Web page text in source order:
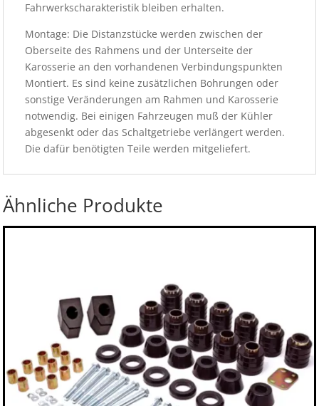
Fahrwerkscharakteristik bleiben erhalten.
Montage: Die Distanzstücke werden zwischen der
Oberseite des Rahmens und der Unterseite der
Karosserie an den vorhandenen Verbindungspunkten
Montiert. Es sind keine zusätzlichen Bohrungen oder
sonstige Veränderungen am Rahmen und Karosserie
notwendig. Bei einigen Fahrzeugen muß der Kühler
abgesenkt oder das Schaltgetriebe verlängert werden.
Die dafür benötigten Teile werden mitgeliefert.
Ähnliche Produkte